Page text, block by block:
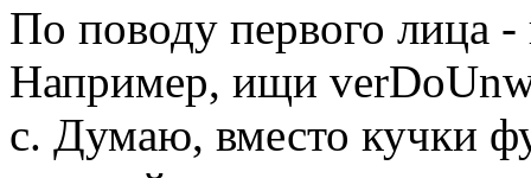
По поводу первого лица
Например, ищи
с. Думаю, вместо кучки